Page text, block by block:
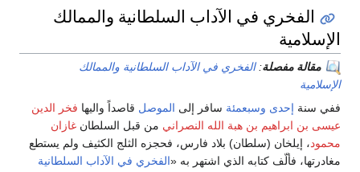
الفخري في الآداب السلطانية والممالك
الإسلامية
مقالة مفصلة:الفخري في الآداب السلطانية والممالك
الإسلامية
ففي سنة إحدى وسبعمئة سافر إلى الموصل قاصداً واليها فخر الدين
عيسى بن ابراهيم بن هبة الله النصراني من قبل السلطان غازان
محمود، إيلخان (سلطان) بلاد فارس، فحجزه الثلج الكثيف ولم يستطع
مغادرتها، فألّف كتابه الذي اشتهر به «الفخري في الآداب السلطانية